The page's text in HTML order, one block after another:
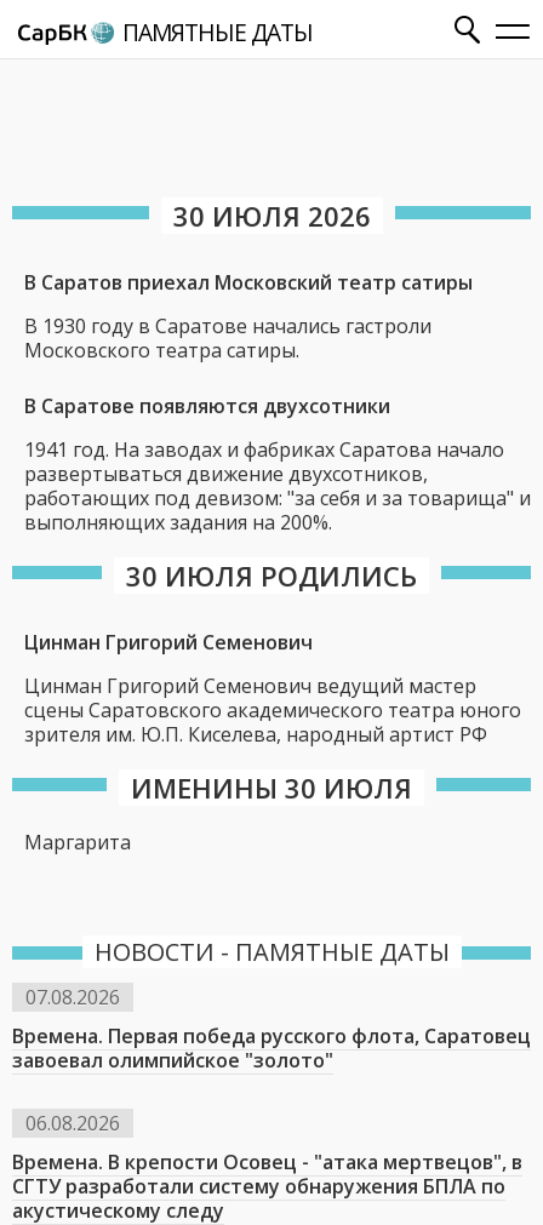
ПАМЯТНЫЕ ДАТЫ
30 ИЮЛЯ 2026
В Саратов приехал Московский театр сатиры
В 1930 году в Саратове начались гастроли
Московского театра сатиры.
В Саратове появляются двухсотники
1941 год. На заводах и фабриках Саратова начало
развертываться движение двухсотников,
работающих под девизом: "за себя и за товарища" и
выполняющих задания на 200%.
30 ИЮЛЯ РОДИЛИСЬ
Цинман Григорий Семенович
Цинман Григорий Семенович ведущий мастер
сцены Саратовского академического театра юного
зрителя им. Ю.П. Киселева, народный артист РФ
ИМЕНИНЫ 30 ИЮЛЯ
Маргарита
НОВОСТИ - ПАМЯТНЫЕ ДАТЫ
07.08.2026
Времена. Первая победа русского флота, Саратовец
завоевал олимпийское "золото"
06.08.2026
Времена. В крепости Осовец - "атака мертвецов", в
СГТУ разработали систему обнаружения БПЛА по
акустическому следу